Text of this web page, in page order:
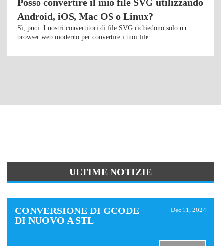
Posso convertire il mio file SVG utilizzando
Android, iOS, Mac OS o Linux?
Sì, puoi. I nostri convertitori di file SVG richiedono solo un
browser web moderno per convertire i tuoi file.
ULTIME NOTIZIE
CONVERSIONE DI GCODE
DI NUOVO A STL
Dec 11, 2024